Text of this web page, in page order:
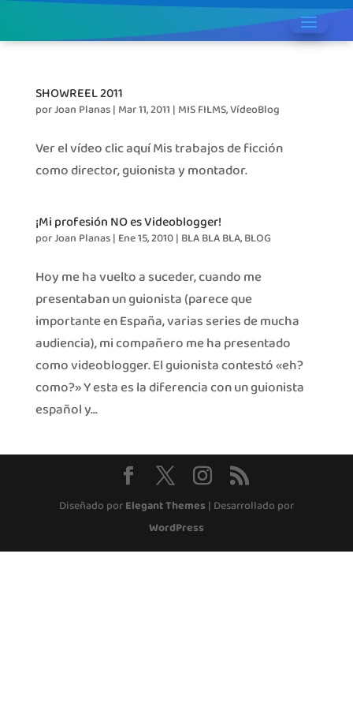
SHOWREEL 2011
porJoan Planas| Mar 11, 2011 | MIS FILMS,VídeoBlog
Ver el vídeo clic aquí Mis trabajos de ficción
como director, guionista y montador.
¡Mi profesión NO es Videoblogger!
porJoan Planas| Ene 15, 2010| BLA BLA BLA,BLOG
Hoy me ha vuelto a suceder, cuando me
presentaban un guionista (parece que
importante en España, varias series de mucha
audiencia), mi compañero me ha presentado
como videoblogger. El guionista contestó «eh?
como?» Y esta es la diferencia con un guionista
español y...
Diseñado porElegant Themes | Desarrollado por
WordPress